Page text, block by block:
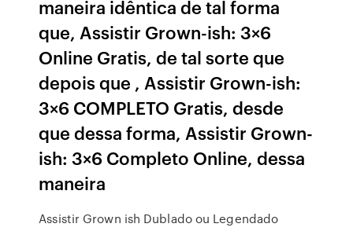
maneira idêntica de tal forma
que, Assistir Grown-ish: 3×6
Online Gratis, de tal sorte que
depois que , Assistir Grown-ish:
3×6 COMPLETO Gratis, desde
que dessa forma, Assistir Grown-
ish: 3×6 Completo Online, dessa
maneira
Assistir Grown ish Dublado ou Legendado